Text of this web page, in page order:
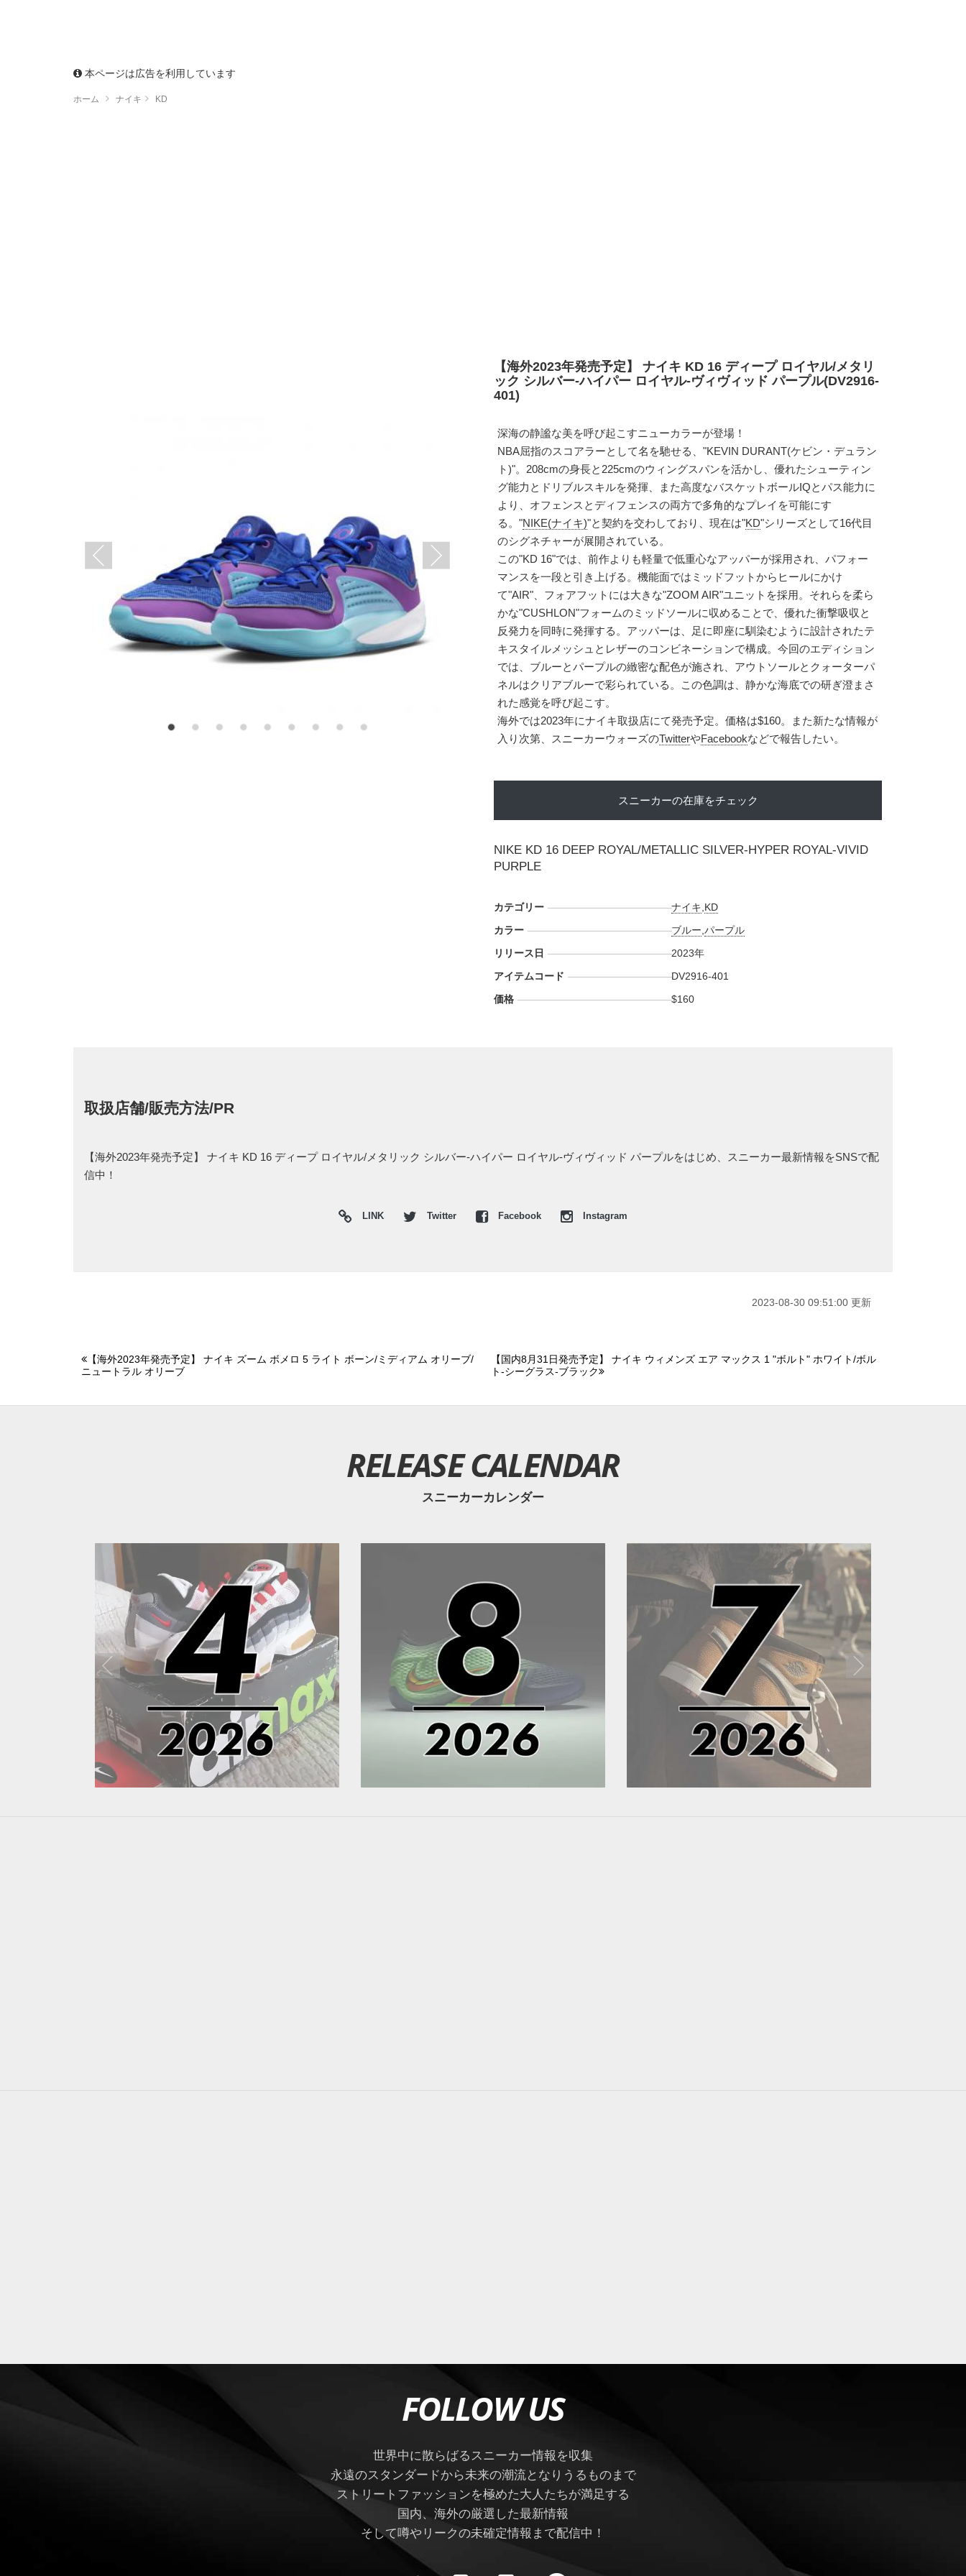
本ページは広告を利用しています
ホーム ナイキ KD
【海外2023年発売予定】 ナイキ KD 16 ディープ ロイヤル/メタリ
ック シルバー-ハイパー ロイヤル-ヴィヴィッド パープル(DV2916-
401)
深海の静謐な美を呼び起こすニューカラーが登場！
NBA屈指のスコアラーとして名を馳せる、"KEVIN DURANT(ケビン・デュラン
ト)"。208cmの身長と225cmのウィングスパンを活かし、優れたシューティン
グ能力とドリブルスキルを発揮、また高度なバスケットボールIQとパス能力に
より、オフェンスとディフェンスの両方で多角的なプレイを可能にす
る。"NIKE(ナイキ)"と契約を交わしており、現在は"KD"シリーズとして16代目
のシグネチャーが展開されている。
この"KD 16"では、前作よりも軽量で低重心なアッパーが採用され、パフォー
マンスを一段と引き上げる。機能面ではミッドフットからヒールにかけ
て"AIR"、フォアフットには大きな"ZOOM AIR"ユニットを採用。それらを柔ら
かな"CUSHLON"フォームのミッドソールに収めることで、優れた衝撃吸収と
反発力を同時に発揮する。アッパーは、足に即座に馴染むように設計されたテ
キスタイルメッシュとレザーのコンビネーションで構成。今回のエディション
では、ブルーとパープルの緻密な配色が施され、アウトソールとクォーターパ
ネルはクリアブルーで彩られている。この色調は、静かな海底での研ぎ澄まさ
れた感覚を呼び起こす。
海外では2023年にナイキ取扱店にて発売予定。価格は$160。また新たな情報が
入り次第、スニーカーウォーズのTwitterやFacebookなどで報告したい。
スニーカーの在庫をチェック
NIKE KD 16 DEEP ROYAL/METALLIC SILVER-HYPER ROYAL-VIVID
PURPLE
カテゴリー ナイキ KD
カラー
ブルー ,パープル
リリース日
2023年
アイテムコード
DV2916-401
価格
$160
取扱店舗/販売方法/PR
【海外2023年発売予定】 ナイキ KD 16 ディープ ロイヤル/メタリック シルバー-ハイパー ロイヤル-ヴィヴィッド パープルをはじめ、スニーカー最新情報をSNSで配
信中！
LINK Twitter Facebook Instagram
2023-08-30 09:51:00 更新
【海外2023年発売予定】 ナイキ ズーム ボメロ 5 ライト ボーン/ミディアム オリーブ/
ニュートラル オリーブ
【国内8月31日発売予定】 ナイキ ウィメンズ エア マックス 1 "ボルト" ホワイト/ボル
ト-シーグラス-ブラック
RELEASE CALENDAR
スニーカーカレンダー
FOLLOW US
世界中に散らばるスニーカー情報を収集
永遠のスタンダードから未来の潮流となりうるものまで
ストリートファッションを極めた大人たちが満足する
国内、海外の厳選した最新情報
そして噂やリークの未確定情報まで配信中！